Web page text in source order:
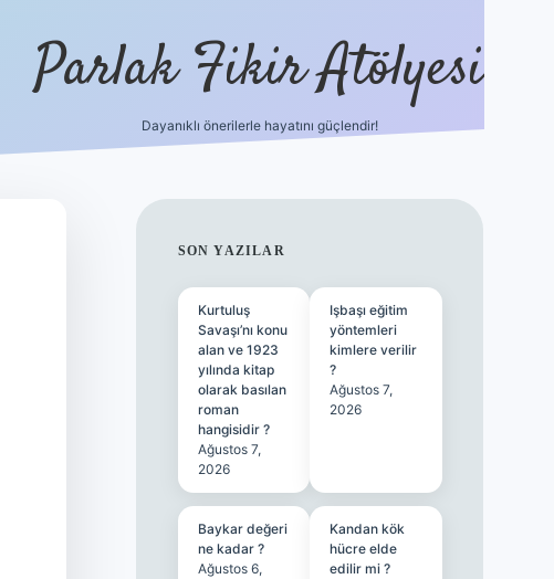
Parlak Fikir Atölyesi
Dayanıklı önerilerle hayatını güçlendir!
SIDEBAR
SON YAZILAR
Kurtuluş
Savaşı’nı konu
alan ve 1923
yılında kitap
olarak basılan
roman
hangisidir ?
Ağustos 7,
2026
Işbaşı eğitim
yöntemleri
kimlere verilir
?
Ağustos 7,
2026
Baykar değeri
ne kadar ?
Ağustos 6,
Kandan kök
hücre elde
edilir mi ?
ilbet casino